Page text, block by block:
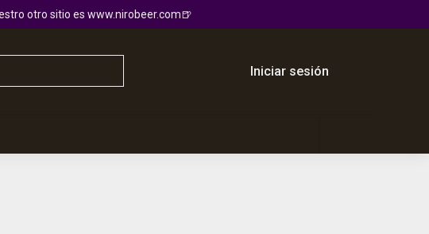
otro sitio es www.nirobeer.com🍺
Iniciar sesión